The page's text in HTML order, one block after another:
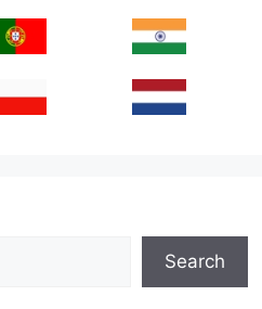
Search